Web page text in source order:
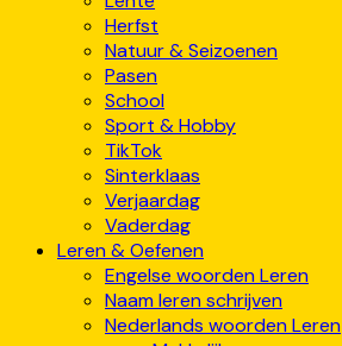
Herfst
Natuur & Seizoenen
Pasen
School
Sport & Hobby
TikTok
Sinterklaas
Verjaardag
Vaderdag
Leren & Oefenen
Engelse woorden Leren
Naam leren schrijven
Nederlands woorden Leren